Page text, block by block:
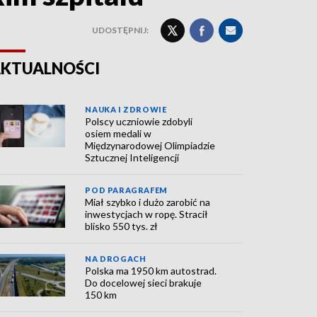
UDOSTĘPNIJ:
NAUKA I ZDROWIE
Polscy uczniowie zdobyli
osiem medali w
Międzynarodowej Olimpiadzie
Sztucznej Inteligencji
POD PARAGRAFEM
Miał szybko i dużo zarobić na
inwestycjach w ropę. Stracił
blisko 550 tys. zł
NA DROGACH
Polska ma 1950 km autostrad.
Do docelowej sieci brakuje
150 km